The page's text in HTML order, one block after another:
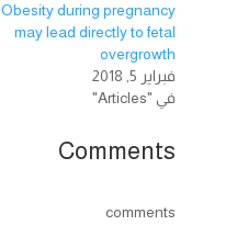
Obesity during pregnancy
may lead directly to fetal
overgrowth
فبراير 5, 2018
في "Articles"
Comments
comments